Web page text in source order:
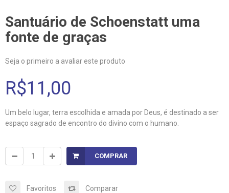
Santuário de Schoenstatt uma
fonte de graças
Seja o primeiro a avaliar este produto
R$11,00
Um belo lugar, terra escolhida e amada por Deus, é destinado a ser
espaço sagrado de encontro do divino com o humano.
COMPRAR
Favoritos Comparar